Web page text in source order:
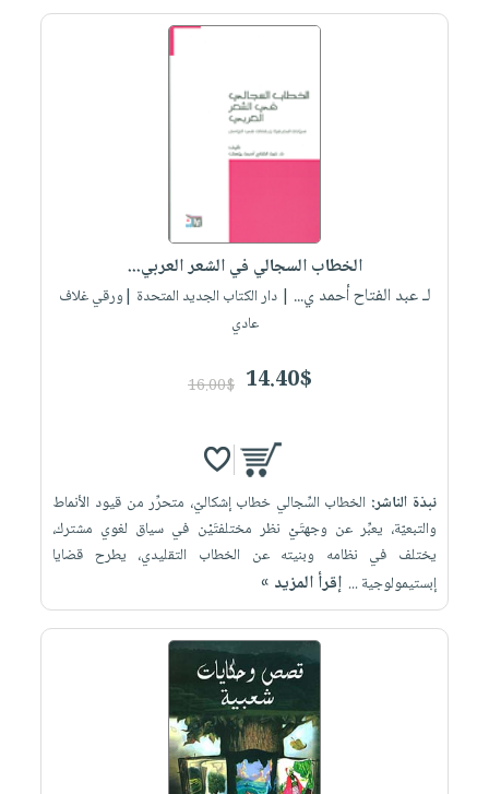
الخطاب السجالي في الشعر العربي...
لـ عبد الفتاح أحمد ي... | دار الكتاب الجديد المتحدة |ورقي غلاف
عادي
14.40$
16.00$
نبذة الناشر: الخطاب السِّجالي خطاب إشكاليّ، متحرِّر من قيود الأنماط
والتبعيّة، يعبِّر عن وجهتَيْ نظر مختلفتَيْن في سياق لغوي مشترك،
يختلف في نظامه وبنيته عن الخطاب التقليدي، يطرح قضايا
إبستيمولوجية ... إقرأ المزيد »